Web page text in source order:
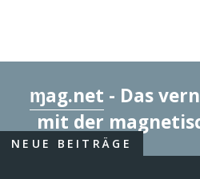
ɱag.net - Das
mit der
NEUE BEITRÄGE